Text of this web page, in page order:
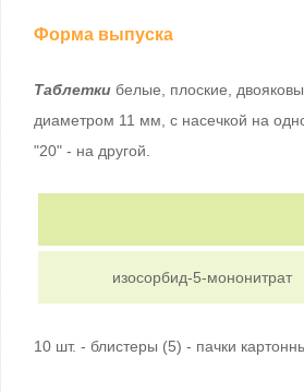
Форма выпуска
Таблетки белые, плоские,
диаметром 11 мм, с насечкой на
"20" - на другой.
изосорбид-5-мононитрат
10 шт. - блистеры (5) - пачки